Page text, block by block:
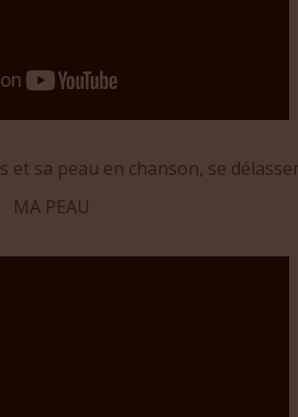
et sa peau en chanson, se
MA PEAU